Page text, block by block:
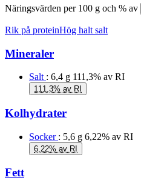
Näringsvärden per 100 g och % av
Rik på proteinHög halt salt
Mineraler
Salt : 6,4 g 111,3% av RI
111,3% av RI
Kolhydrater
Socker : 5,6 g 6,22% av RI
6,22% av RI
Fett